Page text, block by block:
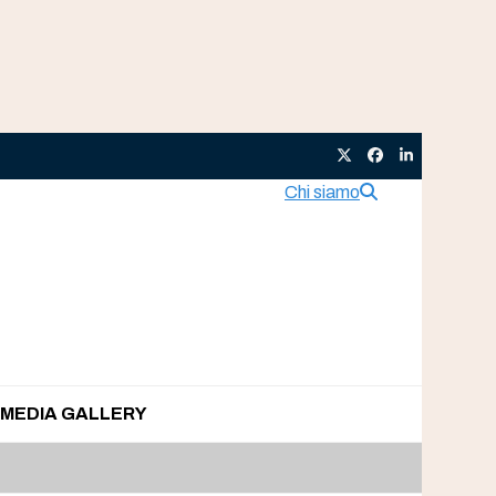
TwitterFacebook
LinkedIn
Chi siamo
MEDIA GALLERY